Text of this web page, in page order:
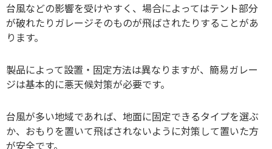
台風などの影響を受けやすく、場合によってはテント部分
が破れたりガレージそのものが飛ばされたりすることがあ
ります。
製品によって設置・固定方法は異なりますが、簡易ガレー
ジは基本的に悪天候対策が必要です。
台風が多い地域であれば、地面に固定できるタイプを選ぶ
か、おもりを置いて飛ばされないように対策して置いた方
が安全です。